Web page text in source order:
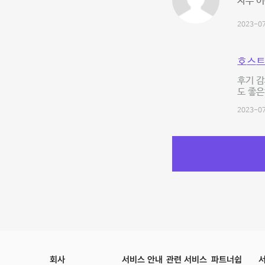
2023-
호스
후기
도 좋
2023-
회사 서비스 안내 관련 서비스 파트너쉽